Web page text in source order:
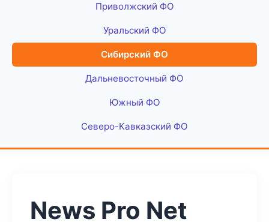
Приволжский ФО
Уральский ФО
Сибирский ФО
Дальневосточный ФО
Южный ФО
Северо-Кавказский ФО
News Pro Net